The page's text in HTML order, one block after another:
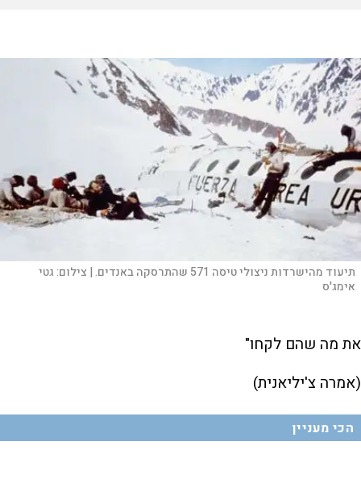
תיעוד מהישרדות ניצולי טיסה 571 שהתרסקה באנדים. | צילום:גטי
אימג'ס
את מה שהם לקחו"
(אמרה צ'יליאנית)
הכי מעניין